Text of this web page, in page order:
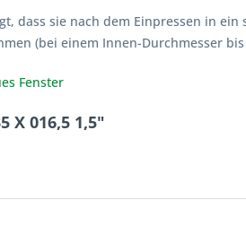
dass sie nach dem Einpressen in ein
(bei einem Innen-Durchmesser bis
Fenster
X 016,5 1,5"